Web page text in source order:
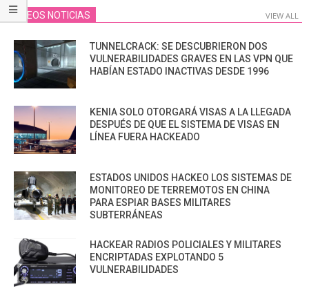
VIDEOS NOTICIAS VIEW ALL
TUNNELCRACK: SE DESCUBRIERON DOS
VULNERABILIDADES GRAVES EN LAS VPN QUE
HABÍAN ESTADO INACTIVAS DESDE 1996
KENIA SOLO OTORGARÁ VISAS A LA LLEGADA
DESPUÉS DE QUE EL SISTEMA DE VISAS EN
LÍNEA FUERA HACKEADO
ESTADOS UNIDOS HACKEO LOS SISTEMAS DE
MONITOREO DE TERREMOTOS EN CHINA
PARA ESPIAR BASES MILITARES
SUBTERRÁNEAS
HACKEAR RADIOS POLICIALES Y MILITARES
ENCRIPTADAS EXPLOTANDO 5
VULNERABILIDADES